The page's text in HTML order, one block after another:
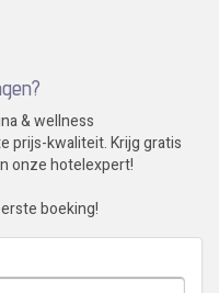
& wellness
prijs-kwaliteit. Krijg gratis
onze hotelexpert!
boeking!